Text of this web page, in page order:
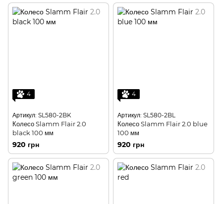
4
Артикул: SL580-2BK
Колесо Slamm Flair 2.0
black 100 мм
920 грн
4
Артикул: SL580-2BL
Колесо Slamm Flair 2.0 blue
100 мм
920 грн